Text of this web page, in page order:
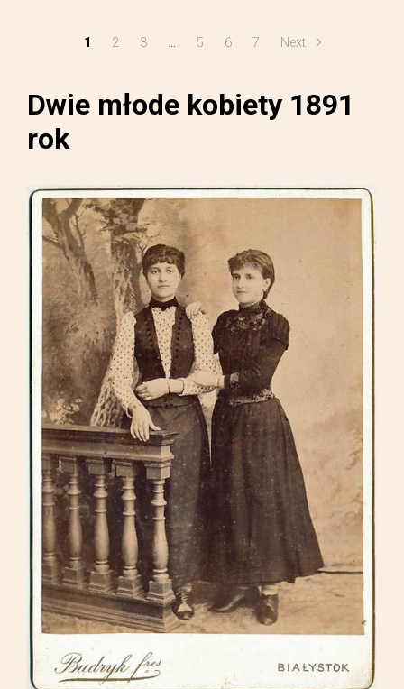
1 2 3 … 5 6 7 Next
Dwie młode kobiety 1891
rok